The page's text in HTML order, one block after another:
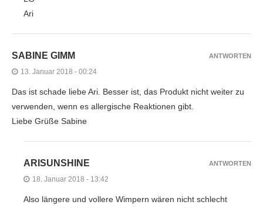
Ari
SABINE GIMM
13. Januar 2018 - 00:24
Das ist schade liebe Ari. Besser ist, das Produkt nicht weiter zu
verwenden, wenn es allergische Reaktionen gibt.
Liebe Grüße Sabine
ANTWORTEN
ARISUNSHINE
18. Januar 2018 - 13:42
Also längere und vollere Wimpern wären nicht schlecht
ANTWORTEN